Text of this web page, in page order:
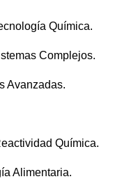
Química.
Complejos.
Avanzadas.
Química.
Alimentaria.